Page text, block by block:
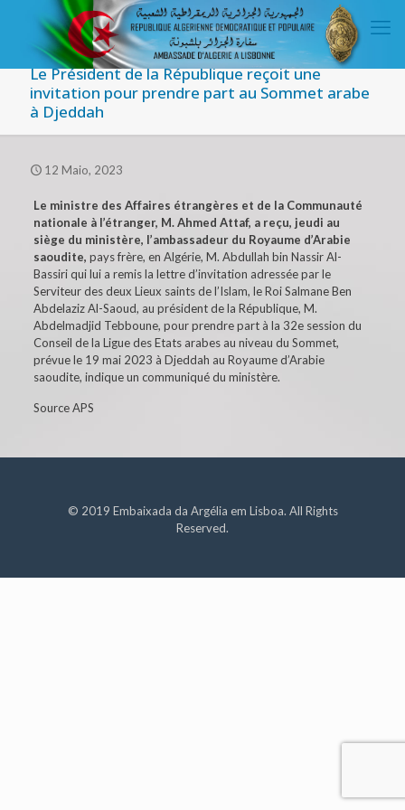
Le Président de la République reçoit une
invitation pour prendre part au Sommet arabe
à Djeddah
12 Maio, 2023
Le ministre des Affaires étrangères et de la Communauté
nationale à l’étranger, M. Ahmed Attaf, a reçu, jeudi au
siège du ministère, l’ambassadeur du Royaume d’Arabie
saoudite, pays frère, en Algérie, M. Abdullah bin Nassir Al-
Bassiri qui lui a remis la lettre d’invitation adressée par le
Serviteur des deux Lieux saints de l’Islam, le Roi Salmane Ben
Abdelaziz Al-Saoud, au président de la République, M.
Abdelmadjid Tebboune, pour prendre part à la 32e session du
Conseil de la Ligue des Etats arabes au niveau du Sommet,
prévue le 19 mai 2023 à Djeddah au Royaume d’Arabie
saoudite, indique un communiqué du ministère.
Source APS
© 2019 Embaixada da Argélia em Lisboa. All Rights
Reserved.